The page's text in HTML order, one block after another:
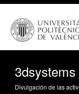
3dsystems